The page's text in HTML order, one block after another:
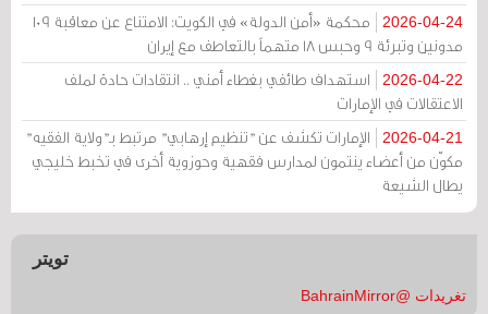
2026-04-24
محكمة «أمن الدولة» في الكويت: الامتناع عن معاقبة 109
مدونين وتبرئة 9 وحبس 18 متهماً بالتعاطف مع إيران
2026-04-22
استهداف طائفي بغطاء أمني .. انتقادات حادة لملف
الاعتقالات في الإمارات
2026-04-21
الإمارات تكشف عن "تنظيم إرهابي" مرتبط بـ"ولاية الفقيه"
مكوّن من أعضاء ينتمون لمدارس فقهية وحوزوية أخرى في تخبط خليجي
يطال الشيعة
تويتر
تغريدات @BahrainMirror